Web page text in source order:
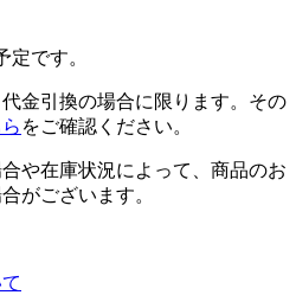
定です。
金引換の場合に限ります。その
をご確認ください。
や在庫状況によって、商品のお
がございます。